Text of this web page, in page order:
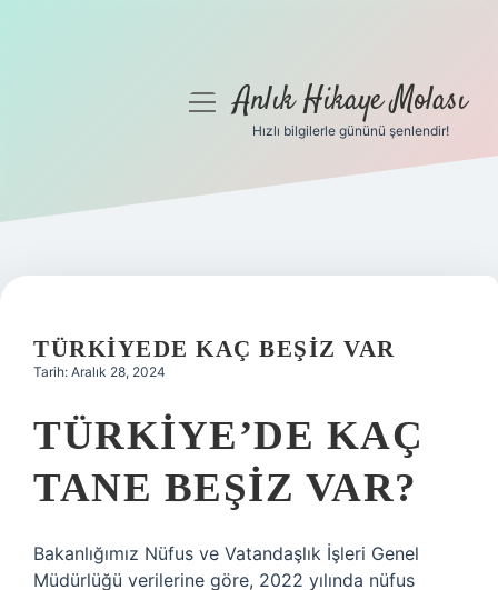
Gizlilik Politikası
Yasal Uyarı
menüyüAnlık Hikaye Molası
Hızlı bilgilerle gününü şenlendir!
TÜRKIYEDE KAÇ BEŞIZ VAR
Tarih: Aralık 28, 2024
TÜRKIYE’DE KAÇ
TANE BEŞIZ VAR?
Bakanlığımız Nüfus ve Vatandaşlık İşleri Genel
Müdürlüğü verilerine göre, 2022 yılında nüfus